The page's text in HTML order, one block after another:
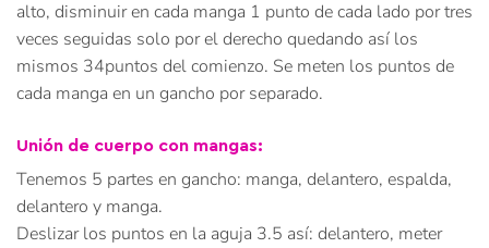
alto, disminuir en cada manga 1 punto de cada lado por tres
veces seguidas solo por el derecho quedando así los
mismos 34puntos del comienzo. Se meten los puntos de
cada manga en un gancho por separado.
Unión de cuerpo con mangas:
Tenemos 5 partes en gancho: manga, delantero, espalda,
delantero y manga.
Deslizar los puntos en la aguja 3.5 así: delantero, meter